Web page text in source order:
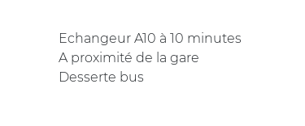
Echangeur A10 à 10 minutes
A proximité de la gare
Desserte bus